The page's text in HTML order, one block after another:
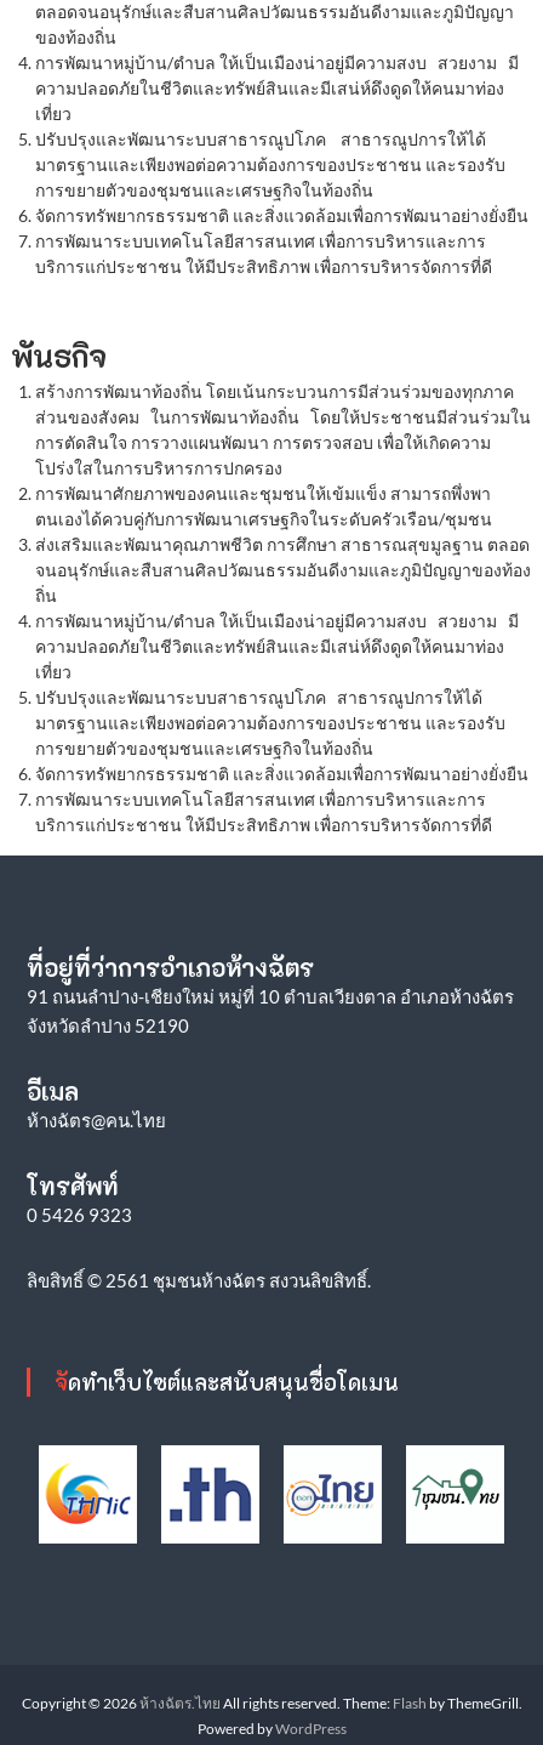
ตลอดจนอนุรักษ์และสืบสานศิลปวัฒนธรรมอันดีงามและภูมิปัญญา
ของท้องถิ่น
การพัฒนาหมู่บ้าน/ตำบล ให้เป็นเมืองน่าอยู่มีความสงบ สวยงาม มี
ความปลอดภัยในชีวิตและทรัพย์สินและมีเสน่ห์ดึงดูดให้คนมาท่อง
เที่ยว
ปรับปรุงและพัฒนาระบบสาธารณูปโภค สาธารณูปการให้ได้
มาตรฐานและเพียงพอต่อความต้องการของประชาชน และรองรับ
การขยายตัวของชุมชนและเศรษฐกิจในท้องถิ่น
จัดการทรัพยากรธรรมชาติ และสิ่งแวดล้อมเพื่อการพัฒนาอย่างยั่งยืน
การพัฒนาระบบเทคโนโลยีสารสนเทศ เพื่อการบริหารและการ
บริการแก่ประชาชน ให้มีประสิทธิภาพ เพื่อการบริหารจัดการที่ดี
พันธกิจ
สร้างการพัฒนาท้องถิ่น โดยเน้นกระบวนการมีส่วนร่วมของทุกภาค
ส่วนของสังคม ในการพัฒนาท้องถิ่น โดยให้ประชาชนมีส่วนร่วมใน
การตัดสินใจ การวางแผนพัฒนา การตรวจสอบ เพื่อให้เกิดความ
โปร่งใสในการบริหารการปกครอง
การพัฒนาศักยภาพของคนและชุมชนให้เข้มแข็ง สามารถพึ่งพา
ตนเองได้ควบคู่กับการพัฒนาเศรษฐกิจในระดับครัวเรือน/ชุมชน
ส่งเสริมและพัฒนาคุณภาพชีวิต การศึกษา สาธารณสุขมูลฐาน ตลอด
จนอนุรักษ์และสืบสานศิลปวัฒนธรรมอันดีงามและภูมิปัญญาของท้อง
ถิ่น
การพัฒนาหมู่บ้าน/ตำบล ให้เป็นเมืองน่าอยู่มีความสงบ สวยงาม มี
ความปลอดภัยในชีวิตและทรัพย์สินและมีเสน่ห์ดึงดูดให้คนมาท่อง
เที่ยว
ปรับปรุงและพัฒนาระบบสาธารณูปโภค สาธารณูปการให้ได้
มาตรฐานและเพียงพอต่อความต้องการของประชาชน และรองรับ
การขยายตัวของชุมชนและเศรษฐกิจในท้องถิ่น
จัดการทรัพยากรธรรมชาติ และสิ่งแวดล้อมเพื่อการพัฒนาอย่างยั่งยืน
การพัฒนาระบบเทคโนโลยีสารสนเทศ เพื่อการบริหารและการ
บริการแก่ประชาชน ให้มีประสิทธิภาพ เพื่อการบริหารจัดการที่ดี
ที่อยู่ที่ว่าการอำเภอห้างฉัตร
91 ถนนลำปาง-เชียงใหม่ หมู่ที่ 10 ตำบลเวียงตาล อำเภอห้างฉัตร
จังหวัดลำปาง 52190
อีเมล
ห้างฉัตร@คน.ไทย
โทรศัพท์
0 5426 9323
ลิขสิทธิ์ © 2561 ชุมชนห้างฉัตร สงวนลิขสิทธิ์.
จัดทำเว็บไซต์และสนับสนุนชื่อโดเมน
Copyright © 2026ห้างฉัตร.ไทย All rights reserved. Theme: Flash by ThemeGrill.
Powered byWordPress